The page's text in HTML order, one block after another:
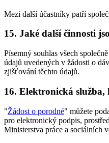
Mezi další účastníky patří
15. Jaké další činnosti
Písemný souhlas všech
údajů uvedených v žádosti o
zjišťování těchto údajů.
16. Elektronická služba,
"Žádost o porodné" můžete
pro elektronický podpis,
Ministerstva práce a sociálních